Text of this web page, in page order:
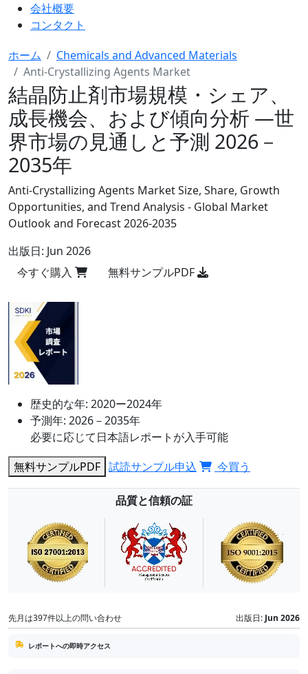
会社概要
コンタクト
ホーム
Chemicals and Advanced Materials
Anti-Crystallizing Agents Market
結晶防止剤市場規模・シェア、
成長機会、および傾向分析 ―世
界市場の見通しと予測 2026－
2035年
Anti-Crystallizing Agents Market Size, Share, Growth
Opportunities, and Trend Analysis - Global Market
Outlook and Forecast 2026-2035
出版日: Jun 2026
今すぐ購入
無料サンプルPDF
歴史的な年: 2020ー2024年
予測年: 2026－2035年
必要に応じて日本語レポートが入手可能
無料サンプルPDF 試読サンプル申込 今買う
品質と信頼の証
先月は397件以上の問い合わせ 出版日: Jun 2026
レポートへの即時アクセス